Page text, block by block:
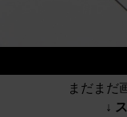
まだまだ
↓